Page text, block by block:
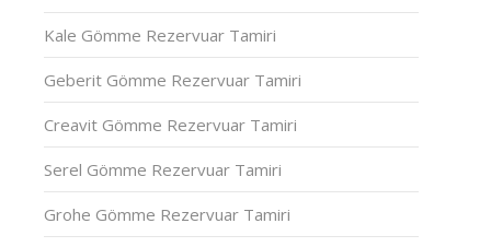
Kale Gömme Rezervuar Tamiri
Geberit Gömme Rezervuar Tamiri
Creavit Gömme Rezervuar Tamiri
Serel Gömme Rezervuar Tamiri
Grohe Gömme Rezervuar Tamiri